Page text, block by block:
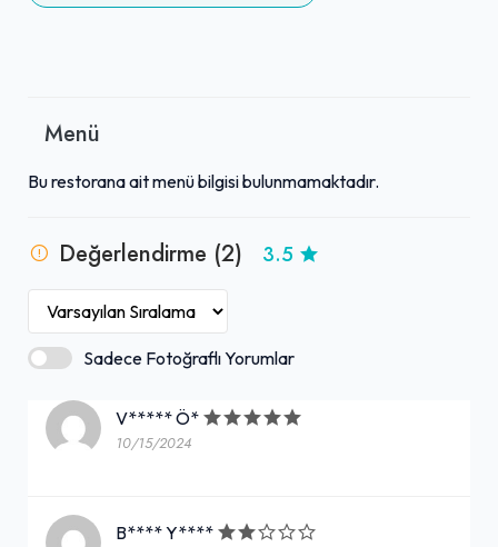
Menü
Bu restorana ait menü bilgisi bulunmamaktadır.
Değerlendirme (2) 3.5
Sadece Fotoğraflı Yorumlar
V***** Ö*
10/15/2024
B**** Y****